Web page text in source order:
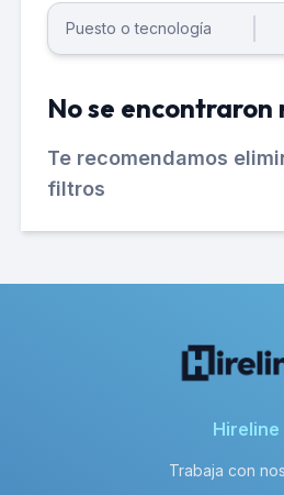
No se encontraron
Te recomendamos
filtros
Hireline
Trabaja con